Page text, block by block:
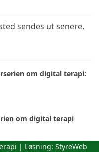
sendes ut senere.
om digital terapi:
om digital terapi
| Løsning: StyreWeb